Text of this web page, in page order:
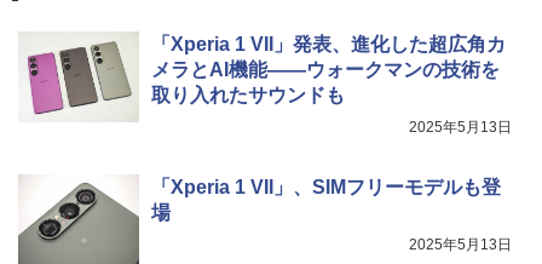
「Xperia 1 VII」発表、進化した超広角カ
メラとAI機能――ウォークマンの技術を
取り入れたサウンドも
2025年5月13日
「Xperia 1 VII」、SIMフリーモデルも登
場
2025年5月13日